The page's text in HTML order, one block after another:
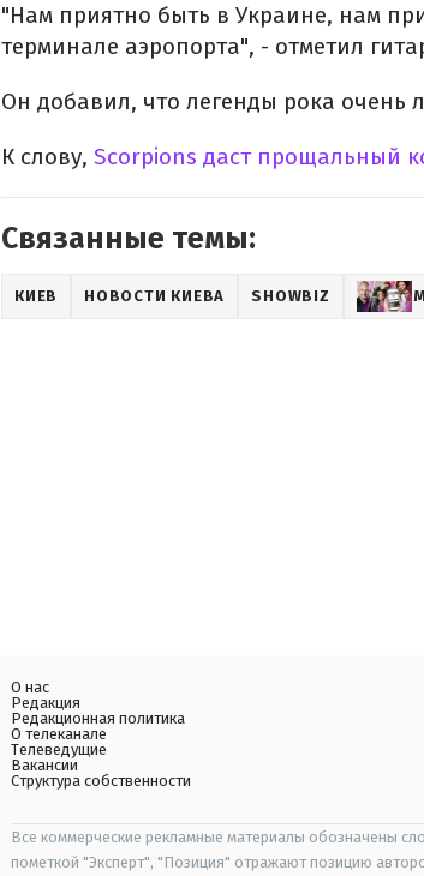
"Нам приятно быть в Украине, нам
терминале аэропорта", - отметил
Он добавил, что легенды рока очень
К слову, Scorpions даст прощальный
Связанные темы:
КИЕВ НОВОСТИ КИЕВА SHOWBIZ
О нас
Редакция
Редакционная политика
О телеканале
Телеведущие
Вакансии
Структура собственности
Все коммерческие рекламные материалы обозначены
пометкой "Эксперт", "Позиция" отражают позицию